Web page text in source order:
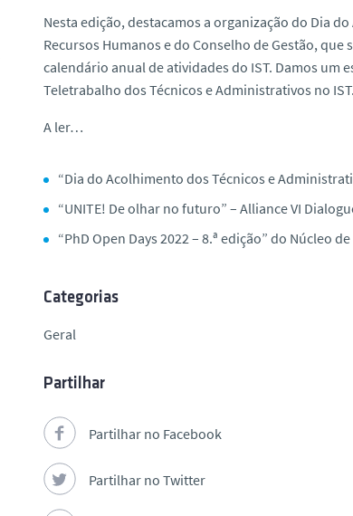
Nesta edição, destacamos a organização do Dia
Recursos Humanos e do Conselho de Gestão,
calendário anual de atividades do IST. Damos um
Teletrabalho dos Técnicos e Administrativos no IST.
A ler…
“Dia do Acolhimento dos Técnicos e
“UNITE! De olhar no futuro” – Alliance VI
“PhD Open Days 2022 – 8.ª edição” do Núcleo
Categorias
Geral
Partilhar
Partilhar no Facebook
Partilhar no Twitter